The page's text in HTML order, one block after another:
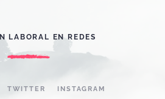
LABORAL EN REDES
TWITTER INSTAGRAM